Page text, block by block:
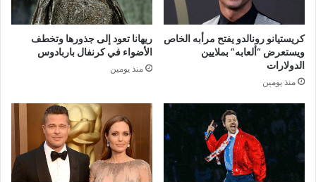
كريستيانو رونالدو يفتح مرأبه الخاص
ويستعرض “ألعابه” بملايين
الدولارات
منذ يومين
ريهانا تعود إلى جذورها وتخطف
الأضواء في كرنفال باربادوس
منذ يومين